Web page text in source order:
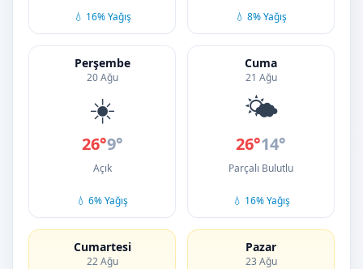
💧 16% Yağış 💧 8% Yağış
Perşembe
20 Ağu
☀️
26°9°
Açık
💧 6% Yağış
Cuma
21 Ağu
🌤️
26°14°
Parçalı Bulutlu
💧 16% Yağış
Cumartesi
22 Ağu
Pazar
23 Ağu